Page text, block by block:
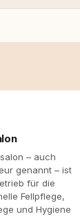
– auch
genannt – ist
für die
Fellpflege,
und Hygiene